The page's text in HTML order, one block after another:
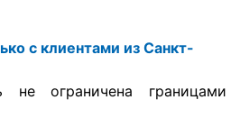
с клиентами из Санкт-
не ограничена границами